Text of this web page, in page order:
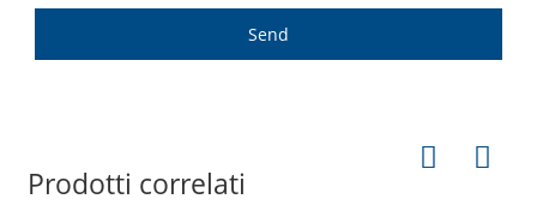
Send
Prodotti correlati